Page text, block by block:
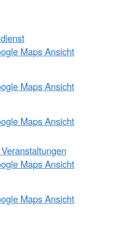
Maps Ansicht
Maps Ansicht
Maps Ansicht
Maps Ansicht
Maps Ansicht